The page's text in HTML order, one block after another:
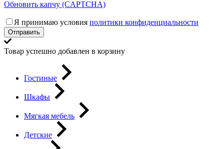
Обновить капчу (CAPTCHA)
Я принимаю условия политики конфиденциальности
Отправить
Товар успешно добавлен в корзину
Гостиные
Шкафы
Мягкая мебель
Детские